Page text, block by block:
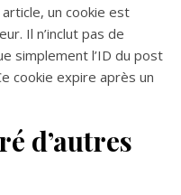
un cookie est
Il n’inclut pas de
simplement l’ID du post
cookie expire après un
d’autres